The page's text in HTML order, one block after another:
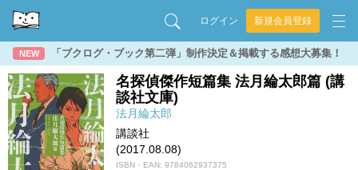
ログイン 新規会員登録
NEW 「ブクログ・ブック第二弾」制作決定＆掲載する感想大募集！
名探偵傑作短篇集 法月綸太郎篇 (講
談社文庫)
法月綸太郎
講談社
(2017.08.08)
ISBN・EAN: 9784062937375